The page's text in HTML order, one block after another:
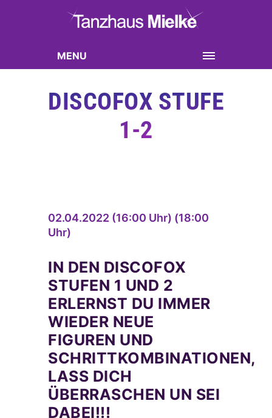
MENU
DISCOFOX STUFE
1-2
02.04.2022 (16:00 Uhr) (18:00
Uhr)
IN DEN DISCOFOX
STUFEN 1 UND 2
ERLERNST DU IMMER
WIEDER NEUE
FIGUREN UND
SCHRITTKOMBINATIONEN,
LASS DICH
ÜBERRASCHEN UN SEI
DABEI!!!